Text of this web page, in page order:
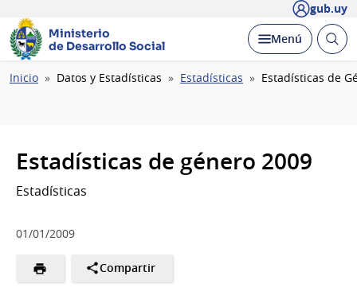
gub.uy
Ministerio
de Desarrollo Social
Desplegar
Menú Abrir
Ruta
Inicio Datos y Estadísticas Estadísticas Estadísticas de
Estadísticas de género 2009
Estadísticas
01/01/2009
Compartir